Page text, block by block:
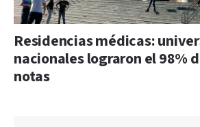
Residencias médicas:
nacionales lograron el 98%
notas